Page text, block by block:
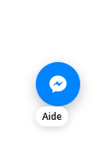
Aide